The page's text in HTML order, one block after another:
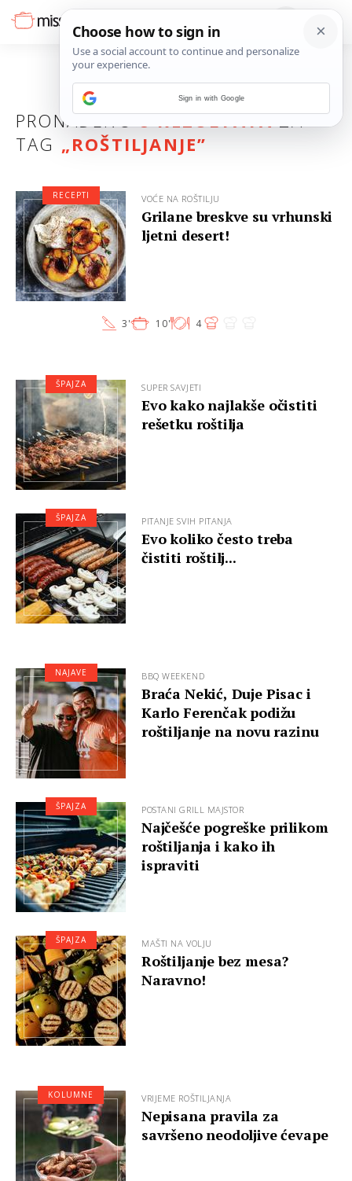
PRONAĐENO8 REZULTATAZA
TAG „ROŠTILJANJE”
VOĆE NA ROŠTILJU
Grilane breskve su vrhunski
ljetni desert!
3' 10' 4
RECEPTI
SUPER SAVJETI
Evo kako najlakše očistiti
rešetku roštilja
ŠPAJZA
PITANJE SVIH PITANJA
Evo koliko često treba
čistiti roštilj...
ŠPAJZA
BBQ WEEKEND
Braća Nekić, Duje Pisac i
Karlo Ferenčak podižu
roštiljanje na novu razinu
NAJAVE
POSTANI GRILL MAJSTOR
Najčešće pogreške prilikom
roštiljanja i kako ih
ispraviti
ŠPAJZA
MAŠTI NA VOLJU
Roštiljanje bez mesa?
Naravno!
ŠPAJZA
VRIJEME ROŠTILJANJA
Nepisana pravila za
savršeno neodoljive ćevape
KOLUMNE
Sign in with Google